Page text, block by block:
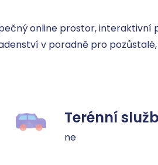
online prostor, interaktivní
v poradně pro
Terénní
ne